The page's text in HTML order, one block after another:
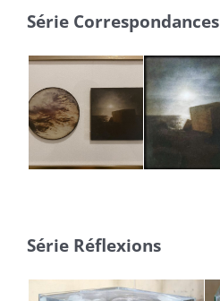
Série Correspondances
Série Réflexions